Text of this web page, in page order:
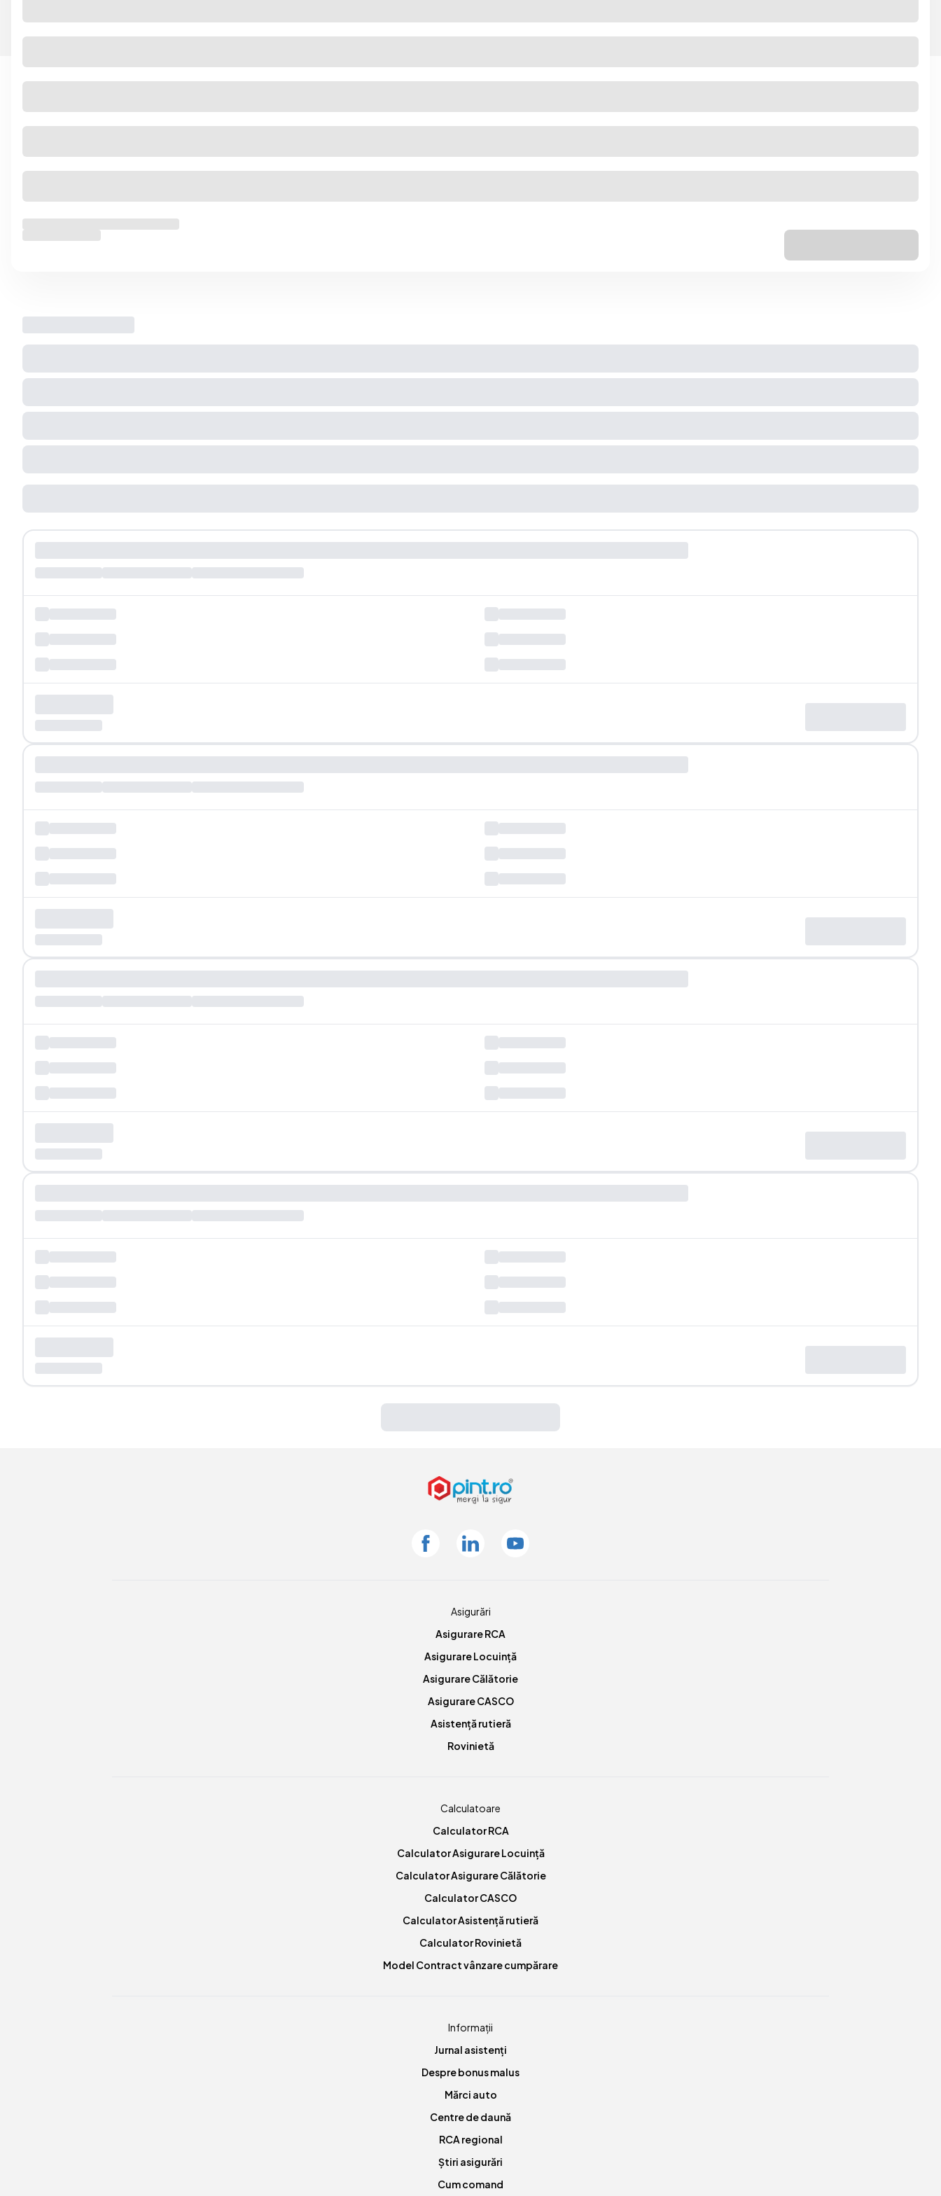
FacebookLinkedin Youtube
Asigurări
Asigurare RCA
Asigurare Locuință
Asigurare Călătorie
Asigurare CASCO
Asistență rutieră
Rovinietă
Calculatoare
Calculator RCA
Calculator Asigurare Locuință
Calculator Asigurare Călătorie
Calculator CASCO
Calculator Asistență rutieră
Calculator Rovinietă
Model Contract vânzare cumpărare
Informații
Jurnal asistenți
Despre bonus malus
Mărci auto
Centre de daună
RCA regional
Știri asigurări
Cum comand